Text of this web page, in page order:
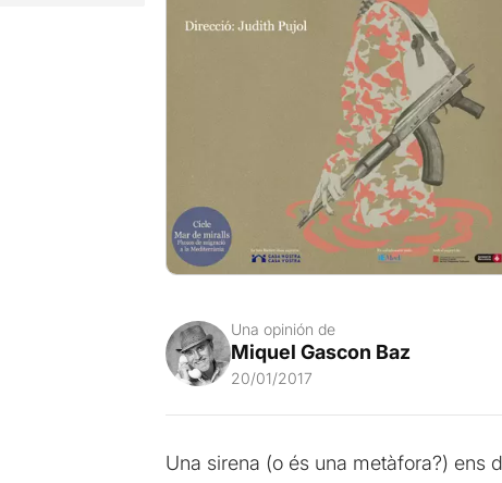
Una opinión de
Miquel Gascon Baz
20/01/2017
Una sirena (o és una metàfora?) ens